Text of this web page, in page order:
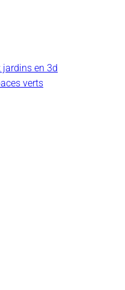
jardins en 3d
verts